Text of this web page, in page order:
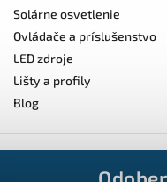
Solárne osvetlenie
Ovládače a príslušenstvo
LED zdroje
Lišty a profily
Blog